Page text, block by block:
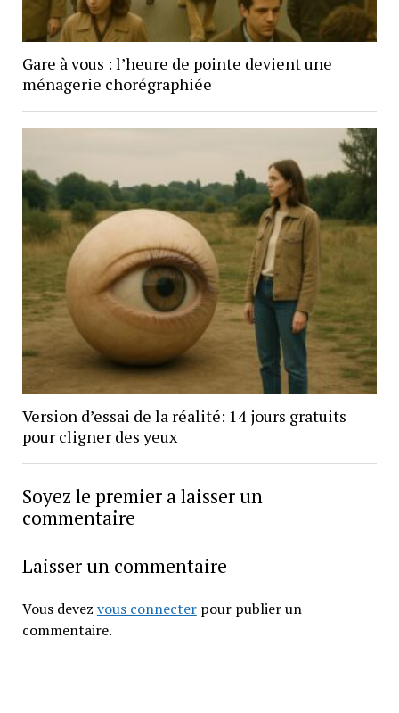
Gare à vous : l’heure de pointe devient une
ménagerie chorégraphiée
Version d’essai de la réalité: 14 jours gratuits
pour cligner des yeux
Soyez le premier a laisser un
commentaire
Laisser un commentaire
Vous devez vous connecterpour publier un
commentaire.